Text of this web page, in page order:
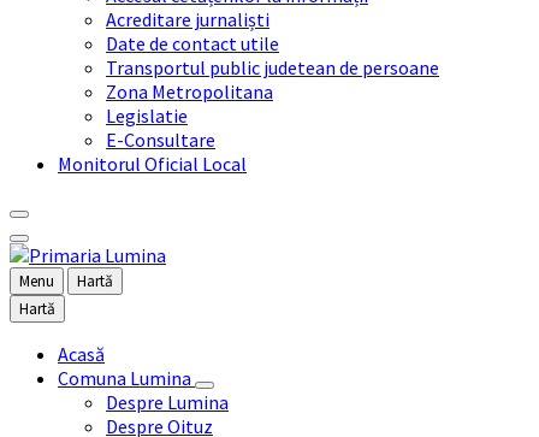
Acreditare jurnaliști
Date de contact utile
Transportul public judetean de persoane
Zona Metropolitana
Legislatie
E-Consultare
Monitorul Oficial Local
Menu
Hartă
Hartă
Acasă
Comuna Lumina
Despre Lumina
Despre Oituz